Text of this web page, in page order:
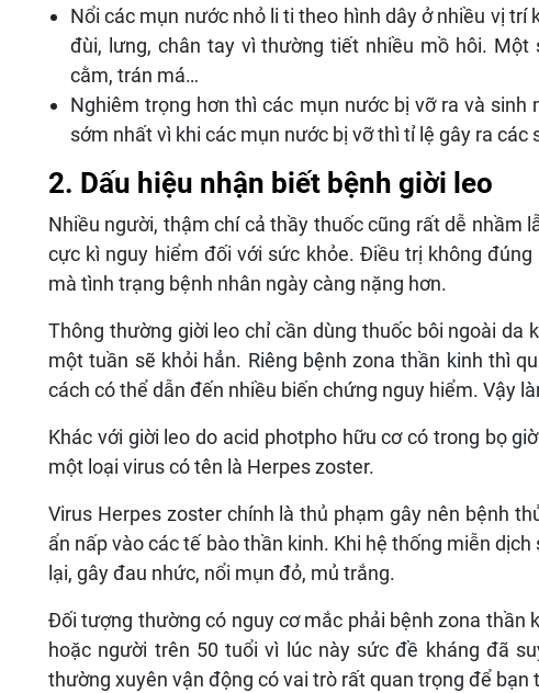
Nổi các mụn nước nhỏ li ti theo hình dây ở nhiều vị
đùi, lưng, chân tay vì thường tiết nhiều mồ hôi.
cằm, trán má…
Nghiêm trọng hơn thì các mụn nước bị vỡ ra và
sớm nhất vì khi các mụn nước bị vỡ thì tỉ lệ gây ra các
2. Dấu hiệu nhận biết bệnh giời leo
Nhiều người, thậm chí cả thầy thuốc cũng rất dễ nhầm
cực kì nguy hiểm đối với sức khỏe. Điều trị không
mà tình trạng bệnh nhân ngày càng nặng hơn.
Thông thường giời leo chỉ cần dùng thuốc bôi ngoài da
một tuần sẽ khỏi hẳn. Riêng bệnh zona thần kinh thì
cách có thể dẫn đến nhiều biến chứng nguy hiểm. Vậy
Khác với giời leo do acid photpho hữu cơ có trong bọ
một loại virus có tên là Herpes zoster.
Virus Herpes zoster chính là thủ phạm gây nên bệnh
ẩn nấp vào các tế bào thần kinh. Khi hệ thống miễn
lại, gây đau nhức, nổi mụn đỏ, mủ trắng.
Đối tượng thường có nguy cơ mắc phải bệnh zona thần
hoặc người trên 50 tuổi vì lúc này sức đề kháng đã
thường xuyên vận động có vai trò rất quan trọng để